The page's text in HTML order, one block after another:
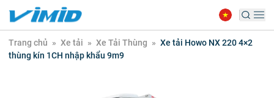
Trang chủ » Xe tải » Xe Tải Thùng » Xe tải Howo NX 220 4×2
thùng kín 1CH nhập khẩu 9m9